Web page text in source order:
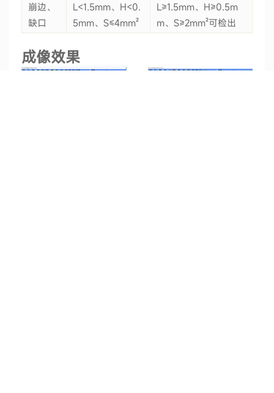
崩边、
缺口
L<1.5mm、H<0.
5mm、S≤4mm²
L≥1.5mm、H≥0.5m
m、S≥2mm²可检出
成像效果